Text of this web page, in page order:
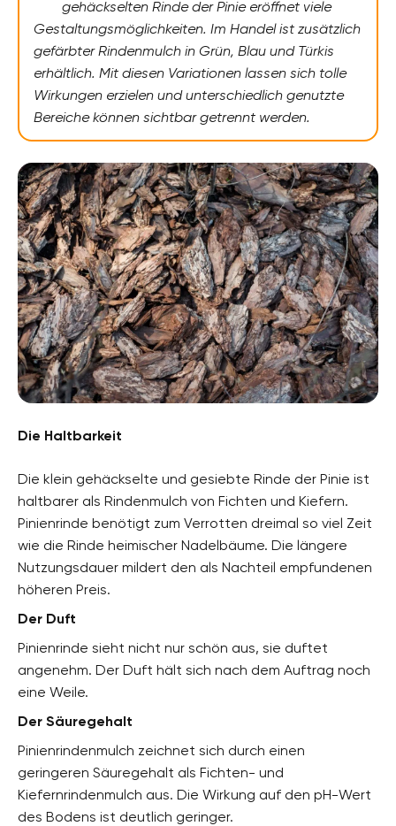
gehäckselten Rinde der Pinie eröffnet viele
Gestaltungsmöglichkeiten. Im Handel ist zusätzlich
gefärbter Rindenmulch in Grün, Blau und Türkis
erhältlich. Mit diesen Variationen lassen sich tolle
Wirkungen erzielen und unterschiedlich genutzte
Bereiche können sichtbar getrennt werden.
Die Haltbarkeit
Die klein gehäckselte und gesiebte Rinde der Pinie ist
haltbarer als Rindenmulch von Fichten und Kiefern.
Pinienrinde benötigt zum Verrotten dreimal so viel Zeit
wie die Rinde heimischer Nadelbäume. Die längere
Nutzungsdauer mildert den als Nachteil empfundenen
höheren Preis.
Der Duft
Pinienrinde sieht nicht nur schön aus, sie duftet
angenehm. Der Duft hält sich nach dem Auftrag noch
eine Weile.
Der Säuregehalt
Pinienrindenmulch zeichnet sich durch einen
geringeren Säuregehalt als Fichten- und
Kiefernrindenmulch aus. Die Wirkung auf den pH-Wert
des Bodens ist deutlich geringer.